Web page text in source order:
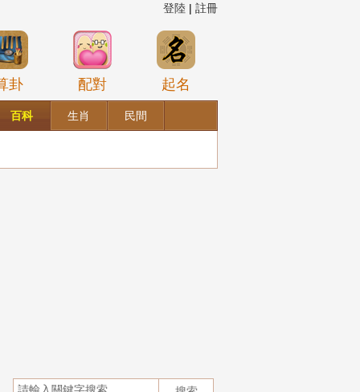
登陸 | 註冊
卦 配對 起名
百科 生肖 民間